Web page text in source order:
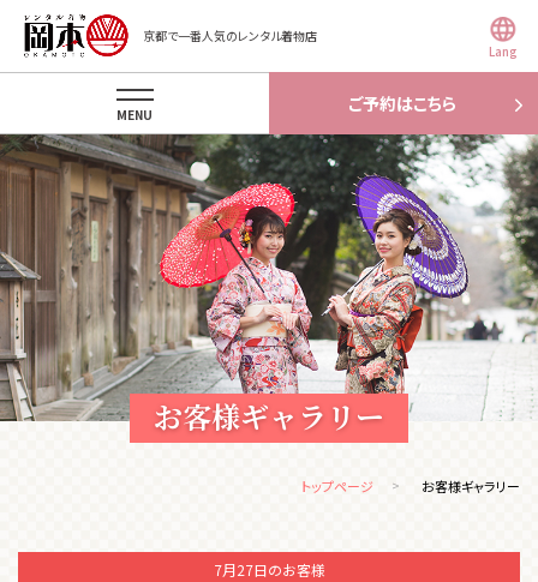
京都で一番人気のレンタル着物店
Lang
ご予約はこちら
MENU
お客様ギャラリー
トップページ お客様ギャラリー
7月27日のお客様